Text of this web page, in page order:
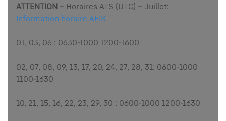
ATTENTION – Horaires ATS (UTC) – Juillet:
Information horaire AFIS
01, 03, 06 : 0630-1000 1200-1600
02, 07, 08, 09, 13, 17, 20, 24, 27, 28, 31: 0600-1000
1100-1630
10, 21, 15, 16, 22, 23, 29, 30 : 0600-1000 1200-1630